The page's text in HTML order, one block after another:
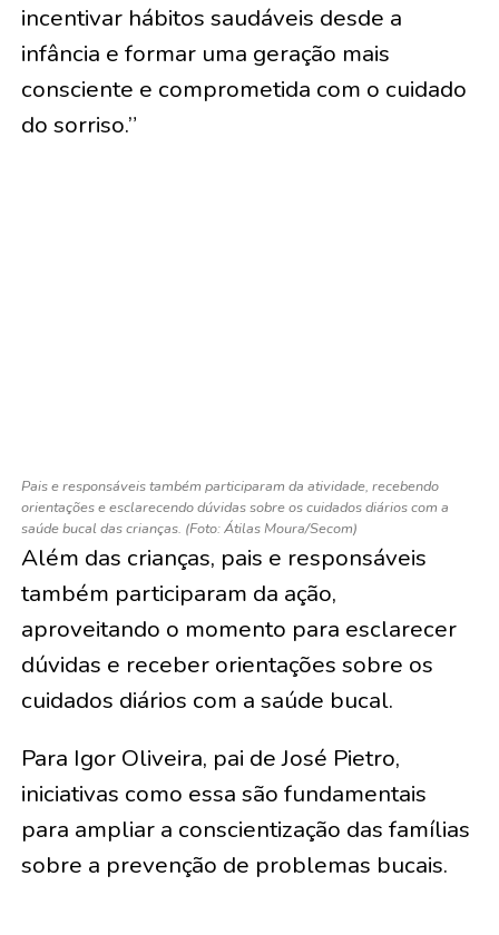
incentivar hábitos saudáveis desde a
infância e formar uma geração mais
consciente e comprometida com o cuidado
do sorriso.”
Pais e responsáveis também participaram da atividade, recebendo
orientações e esclarecendo dúvidas sobre os cuidados diários com a
saúde bucal das crianças. (Foto: Átilas Moura/Secom)
Além das crianças, pais e responsáveis
também participaram da ação,
aproveitando o momento para esclarecer
dúvidas e receber orientações sobre os
cuidados diários com a saúde bucal.
Para Igor Oliveira, pai de José Pietro,
iniciativas como essa são fundamentais
para ampliar a conscientização das famílias
sobre a prevenção de problemas bucais.